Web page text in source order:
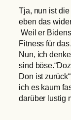
Tja, nun ist
eben das
Weil er
Fitness für
Nun, ich
sind
Don ist
ich es kaum
darüber lustig